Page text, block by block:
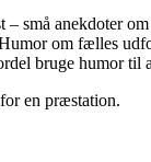
små anekdoter
om fælles
bruge humor til
en præstation.